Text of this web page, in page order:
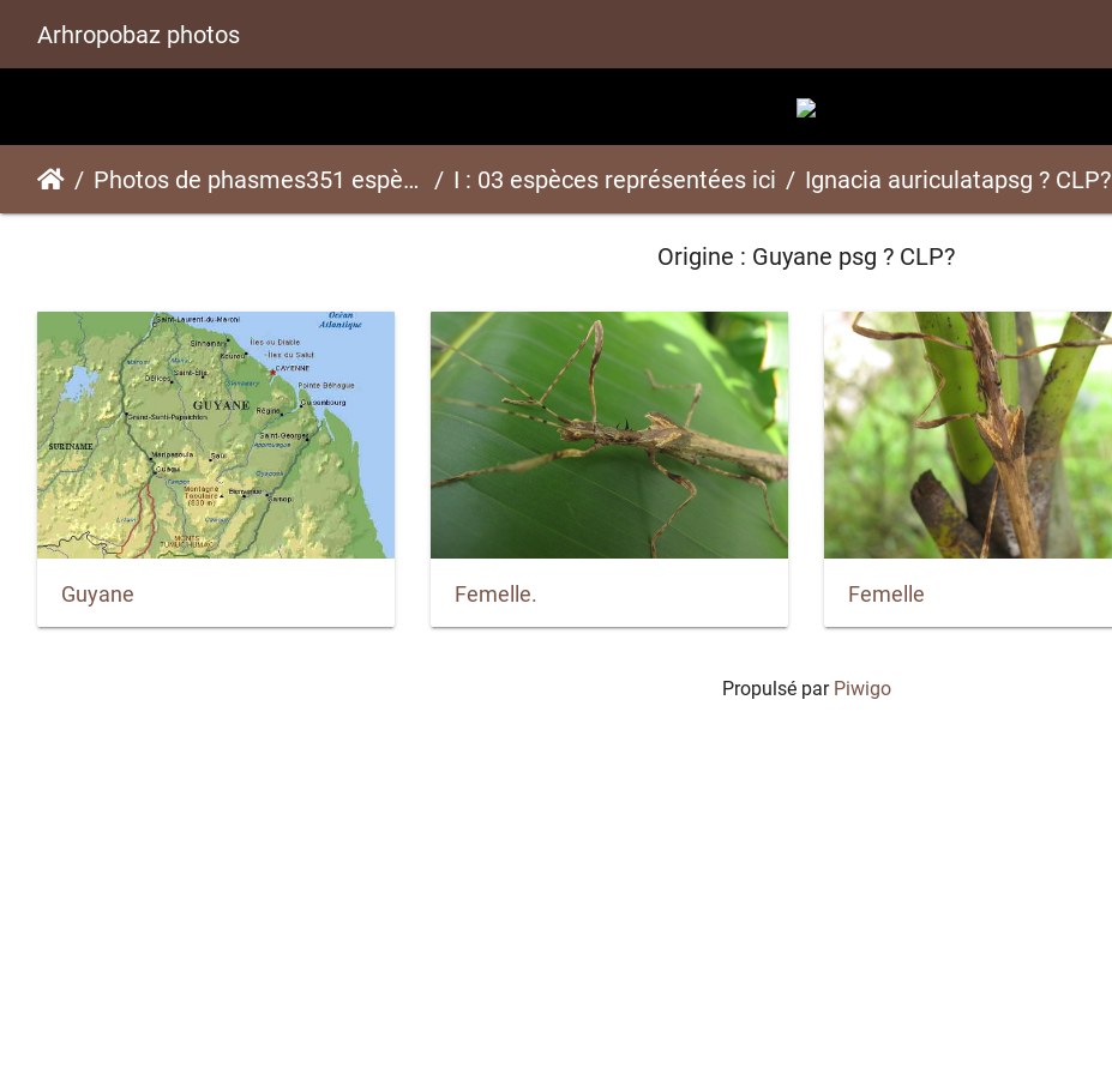
Arhropobaz photos
Photos de phasmes351 espèces I : 03 espèces représentées ici Ignacia auriculatapsg ? CLP?
Origine : Guyane psg ? CLP?
Guyane Femelle. Femelle
Propulsé par Piwigo